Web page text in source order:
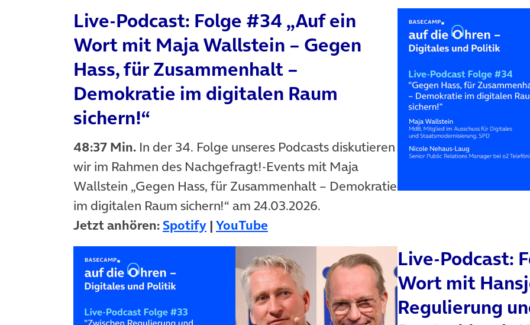
Live-Podcast: Folge #34 „Auf ein
Wort mit Maja Wallstein – Gegen
Hass, für Zusammenhalt –
Demokratie im digitalen Raum
sichern!“
48:37 Min. In der 34. Folge unseres Podcasts diskutieren
wir im Rahmen des Nachgefragt!-Events mit Maja
Wallstein „Gegen Hass, für Zusammenhalt – Demokratie
im digitalen Raum sichern!“ am 24.03.2026.
Jetzt anhören: Spotify(öffnet in neuem Tab)
| YouTube(öffnet in neuem Tab)
(öffnet in neuem Tab)
Live-Podcast:
Wort mit
Regulierung